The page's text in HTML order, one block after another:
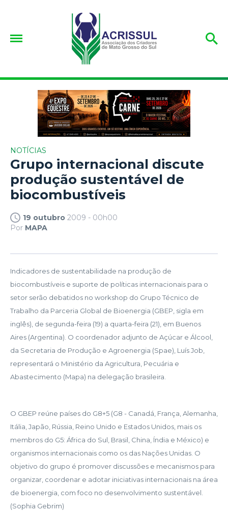
NOTÍCIAS
Grupo internacional discute
produção sustentável de
biocombustíveis
19 outubro 2009 - 00h00
Por MAPA
Indicadores de sustentabilidade na produção de
biocombustíveis e suporte de políticas internacionais para o
setor serão debatidos no workshop do Grupo Técnico de
Trabalho da Parceria Global de Bioenergia (GBEP, sigla em
inglês), de segunda-feira (19) a quarta-feira (21), em Buenos
Aires (Argentina). O coordenador adjunto de Açúcar e Álcool,
da Secretaria de Produção e Agroenergia (Spae), Luís Job,
representará o Ministério da Agricultura, Pecuária e
Abastecimento (Mapa) na delegação brasileira.
O GBEP reúne países do G8+5 (G8 - Canadá, França, Alemanha,
Itália, Japão, Rússia, Reino Unido e Estados Unidos, mais os
membros do G5: África do Sul, Brasil, China, Índia e México) e
organismos internacionais como os das Nações Unidas. O
objetivo do grupo é promover discussões e mecanismos para
organizar, coordenar e adotar iniciativas internacionais na área
de bioenergia, com foco no desenvolvimento sustentável.
(Sophia Gebrim)